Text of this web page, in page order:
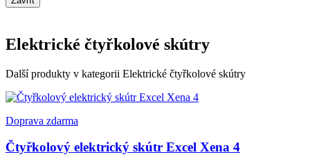
Elektrické čtyřkolové skútry
Další produkty v kategorii Elektrické čtyřkolové skútry
Doprava zdarma
Čtyřkolový elektrický skútr Excel Xena 4